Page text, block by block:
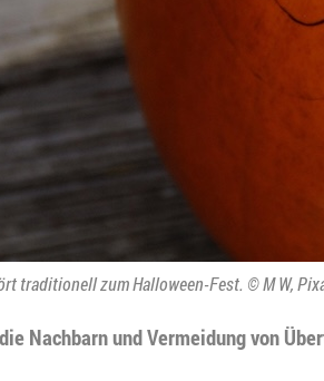
traditionell zum Halloween-Fest. © M W,
Nachbarn und Vermeidung von